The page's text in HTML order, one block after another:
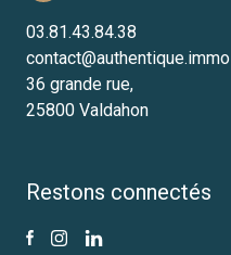
03.81.43.84.38
contact@authentique.immo
36 grande rue,
25800 Valdahon
Restons connectés